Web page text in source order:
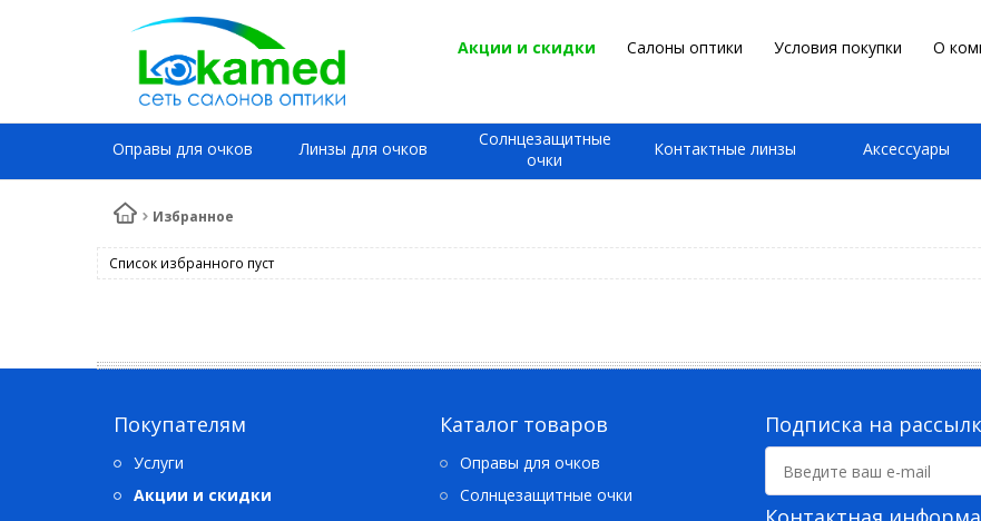
Акции и скидки Салоны оптики Условия покупки О
Оправы для очков Линзы для очков
Солнцезащитные
очки
Контактные линзы Аксессуары
Избранное
Список избранного пуст
Покупателям
Услуги
Акции и скидки
Каталог товаров
Оправы для очков
Солнцезащитные очки
Подписка на